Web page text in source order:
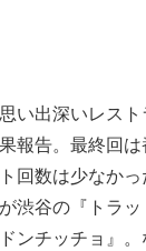
思い出深いレス
果報告。最終回
ト回数は少なか
が渋谷の『トラ
ドンチッチョ』